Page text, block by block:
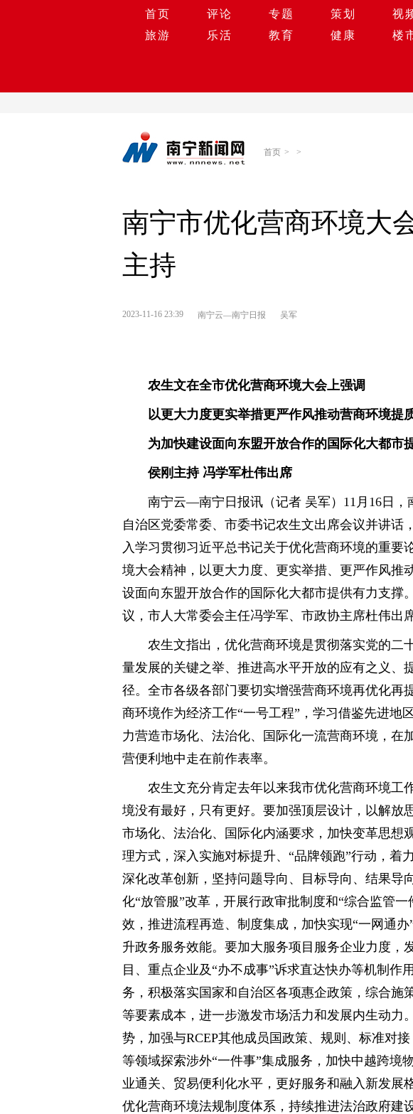
首页 评论 专题 策划 视
旅游
乐活 教育 健康 楼
首页 > >
南宁市优化营商环境大
主持
2023-11-16 23:39 南宁云—南宁日报 吴军
农生文在全市优化营商环境大会上强调
以更大力度更实举措更严作风推动营商环境提
为加快建设面向东盟开放合作的国际化大都市
侯刚主持 冯学军杜伟出席
南宁云—南宁日报讯（记者 吴军）11月16日，
自治区党委常委、市委书记农生文出席会议并讲话
入学习贯彻习近平总书记关于优化营商环境的重要
境大会精神，以更大力度、更实举措、更严作风推
设面向东盟开放合作的国际化大都市提供有力支撑
议，市人大常委会主任冯学军、市政协主席杜伟出席
农生文指出，优化营商环境是贯彻落实党的二
量发展的关键之举、推进高水平开放的应有之义、
径。全市各级各部门要切实增强营商环境再优化再
商环境作为经济工作“一号工程”，学习借鉴先进地
力营造市场化、法治化、国际化一流营商环境，在
营便利地中走在前作表率。
农生文充分肯定去年以来我市优化营商环境工
境没有最好，只有更好。要加强顶层设计，以解放
市场化、法治化、国际化内涵要求，加快变革思想
理方式，深入实施对标提升、“品牌领跑”行动，着
深化改革创新，坚持问题导向、目标导向、结果导
化“放管服”改革，开展行政审批制度和“综合监管
效，推进流程再造、制度集成，加快实现“一网通办
升政务服务效能。要加大服务项目服务企业力度，
目、重点企业及“办不成事”诉求直达快办等机制作
务，积极落实国家和自治区各项惠企政策，综合施
等要素成本，进一步激发市场活力和发展内生动力
势，加强与RCEP其他成员国政策、规则、标准对
等领域探索涉外“一件事”集成服务，加快中越跨境
业通关、贸易便利化水平，更好服务和融入新发展
优化营商环境法规制度体系，持续推进法治政府建